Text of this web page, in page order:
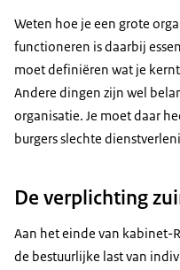
Weten hoe je een grote
functioneren is daarbij
moet definiëren wat je
Andere dingen zijn wel
organisatie. Je moet daar
burgers slechte
De verplichting
Aan het einde van kabinet-
de bestuurlijke last van